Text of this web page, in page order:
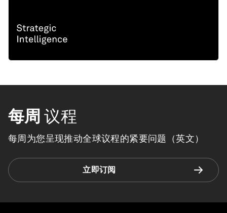
每周 议程
每周为您呈现推动全球议程的紧要问题（英文）
立即订阅